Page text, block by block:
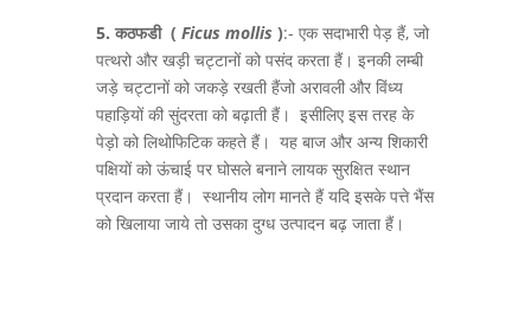
5. कठफडी( Ficus mollis ):- एक सदाभारी पेड़ हैं, जो
पत्थरो और खड़ी चट्टानों को पसंद करता हैं। इनकी लम्बी
जड़े चट्टानों को जकड़े रखती हैंजो अरावली और विंध्य
पहाड़ियों की सुंदरता को बढ़ाती हैं। इसीलिए इस तरह के
पेड़ो को लिथोफिटिक कहते हैं। यह बाज और अन्य शिकारी
पक्षियों को ऊंचाई पर घोसले बनाने लायक सुरक्षित स्थान
प्रदान करता हैं। स्थानीय लोग मानते हैं यदि इसके पत्ते भैंस
को खिलाया जाये तो उसका दुग्ध उत्पादन बढ़ जाता हैं।